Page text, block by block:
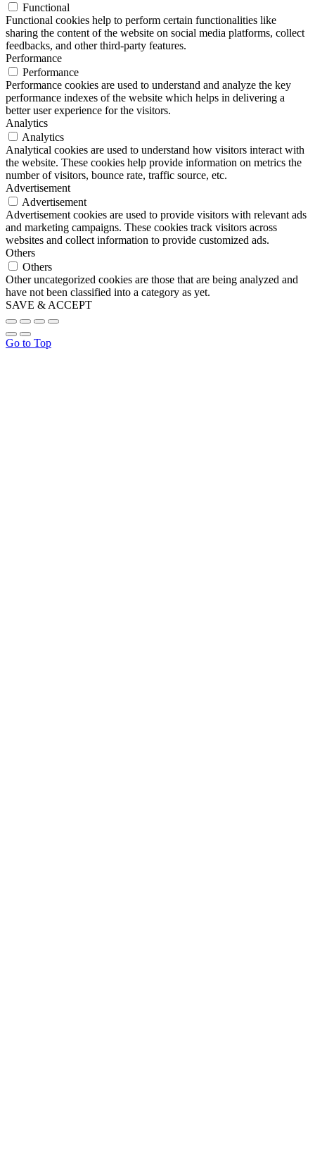
Functional
Functional cookies help to perform certain functionalities like
sharing the content of the website on social media platforms, collect
feedbacks, and other third-party features.
Performance
Performance
Performance cookies are used to understand and analyze the key
performance indexes of the website which helps in delivering a
better user experience for the visitors.
Analytics
Analytics
Analytical cookies are used to understand how visitors interact with
the website. These cookies help provide information on metrics the
number of visitors, bounce rate, traffic source, etc.
Advertisement
Advertisement
Advertisement cookies are used to provide visitors with relevant ads
and marketing campaigns. These cookies track visitors across
websites and collect information to provide customized ads.
Others
Others
Other uncategorized cookies are those that are being analyzed and
have not been classified into a category as yet.
SAVE & ACCEPT
Go to Top